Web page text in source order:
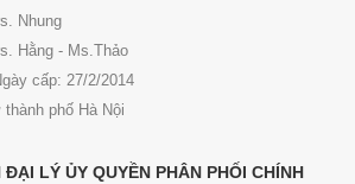
Nhung
Hằng - Ms.Thảo
cấp: 27/2/2014
phố Hà Nội
LÝ ỦY QUYỀN PHÂN PHỐI CHÍNH